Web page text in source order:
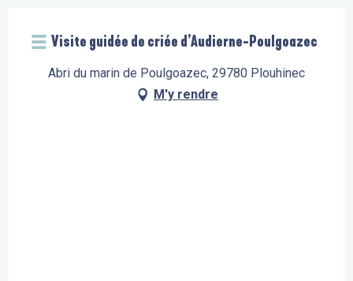
Visite guidée de criée d’Audierne-Poulgoazec
Abri du marin de Poulgoazec, 29780 Plouhinec
M'y rendre